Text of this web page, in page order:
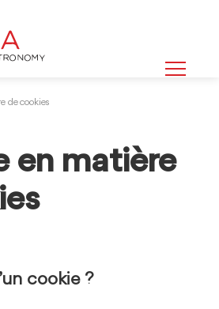
de cookies
en matière
cookie ?